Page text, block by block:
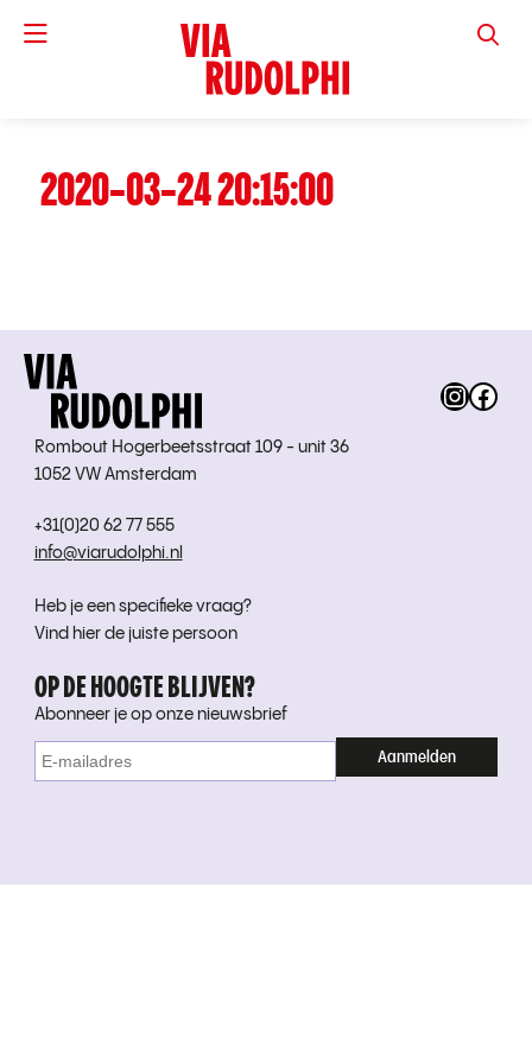
VIA
2020-03-24 20:15:00
Rombout Hogerbeetsstraat 109 - unit 36
1052 VW Amsterdam
+31(0)20 62 77 555
info@viarudolphi.nl
Heb je een specifieke vraag?
Vind hier de juiste persoon
OP DE HOOGTE BLIJVEN?
Abonneer je op onze nieuwsbrief